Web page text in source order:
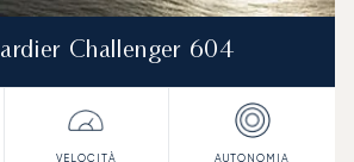
Challenger 604